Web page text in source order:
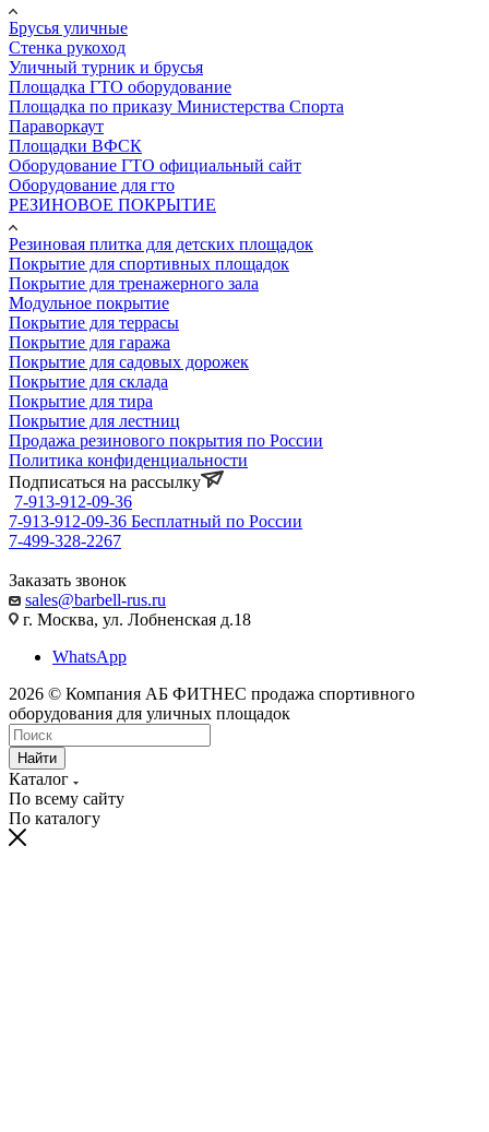
Брусья уличные
Стенка рукоход
Уличный турник и брусья
Площадка ГТО оборудование
Площадка по приказу Министерства Спорта
Параворкаут
Площадки ВФСК
Оборудование ГТО официальный сайт
Оборудование для гто
РЕЗИНОВОЕ ПОКРЫТИЕ
Резиновая плитка для детских площадок
Покрытие для спортивных площадок
Покрытие для тренажерного зала
Модульное покрытие
Покрытие для террасы
Покрытие для гаража
Покрытие для садовых дорожек
Покрытие для склада
Покрытие для тира
Покрытие для лестниц
Продажа резинового покрытия по России
Политика конфиденциальности
Подписаться на рассылку
7-913-912-09-36
7-913-912-09-36 Бесплатный по России
7-499-328-2267
Заказать звонок
sales@barbell-rus.ru
г. Москва, ул. Лобненская д.18
WhatsApp
2026 © Компания АБ ФИТНЕС продажа спортивного
оборудования для уличных площадок
Найти
Каталог
По всему сайту
По каталогу